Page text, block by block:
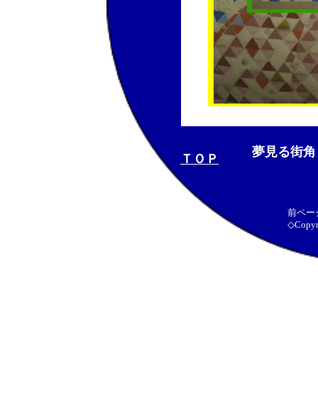
ＴＯＰ 夢見る街
前ペー